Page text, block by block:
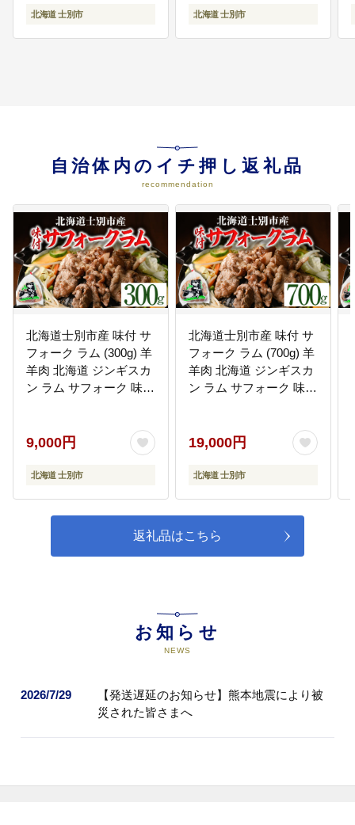
【B7021】
北海道 士別市
ト 【士別ジビエ工房
北海道 士別市
自治体内のイチ押し返礼品
recommendation
北海道士別市産 味付 サ
フォーク ラム (300g) 羊
羊肉 北海道 ジンギスカ
ン ラム サフォーク 味付
BBQ 晩御飯 おかず
【A7014】
9,000円
北海道 士別市
北海道士別市産 味付 サ
フォーク ラム (700g) 羊
羊肉 北海道 ジンギスカ
ン ラム サフォーク 味付
BBQ 晩御飯 おかず
【B7021】
19,000円
北海道 士別市
返礼品はこちら
お知らせ
NEWS
2026/7/29
【発送遅延のお知らせ】熊本地震により被
災された皆さまへ